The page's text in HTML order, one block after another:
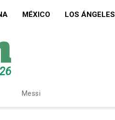
MÉXICO LOS ÁNGELES
Messi